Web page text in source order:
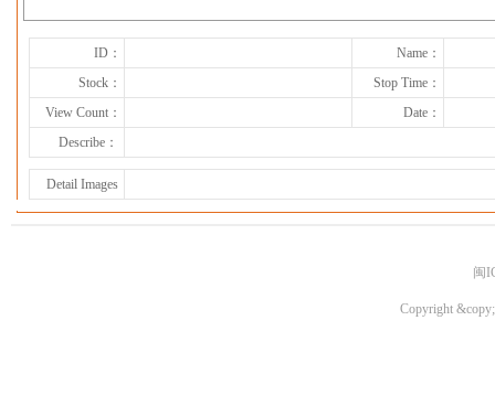
ID：
Name：
Stock：
Stop Time：
View Count：
Date：
Describe：
Detail Images
闽
Copyright